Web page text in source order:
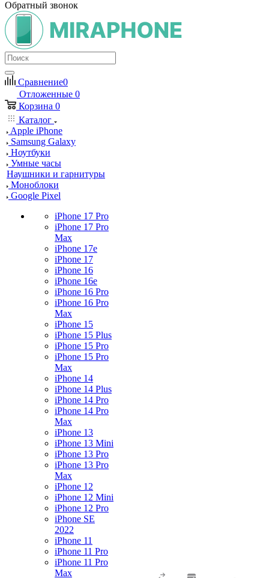
Обратный звонок
Сравнение0
Отложенные 0
Корзина 0
Каталог
Apple iPhone
Samsung Galaxy
Ноутбуки
Умные часы
Наушники и гарнитуры
Моноблоки
Google Pixel
iPhone 17 Pro
iPhone 17 Pro
Max
iPhone 17e
iPhone 17
iPhone 16
iPhone 16e
iPhone 16 Pro
iPhone 16 Pro
Max
iPhone 15
iPhone 15 Plus
iPhone 15 Pro
iPhone 15 Pro
Max
iPhone 14
iPhone 14 Plus
iPhone 14 Pro
iPhone 14 Pro
Max
iPhone 13
iPhone 13 Mini
iPhone 13 Pro
iPhone 13 Pro
Max
iPhone 12
iPhone 12 Mini
iPhone 12 Pro
iPhone SE
2022
iPhone 11
iPhone 11 Pro
iPhone 11 Pro
Max